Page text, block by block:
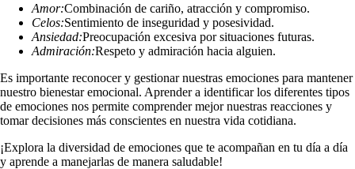
Amor:Combinación de cariño, atracción y compromiso.
Celos:Sentimiento de inseguridad y posesividad.
Ansiedad:Preocupación excesiva por situaciones futuras.
Admiración:Respeto y admiración hacia alguien.
Es importante reconocer y gestionar nuestras emociones para mantener
nuestro bienestar emocional. Aprender a identificar los diferentes tipos
de emociones nos permite comprender mejor nuestras reacciones y
tomar decisiones más conscientes en nuestra vida cotidiana.
¡Explora la diversidad de emociones que te acompañan en tu día a día
y aprende a manejarlas de manera saludable!